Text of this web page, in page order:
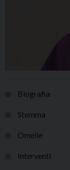
Biografia
Stemma
Omelie
Interventi